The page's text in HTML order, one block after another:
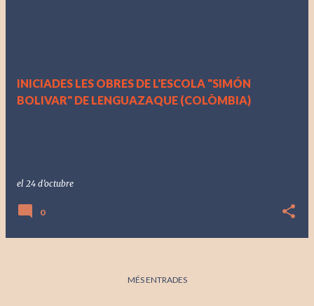
INICIADES LES OBRES DE L'ESCOLA "SIMÓN
BOLIVAR" DE LENGUAZAQUE (COLÒMBIA)
el 24 d’octubre
0
MÉS ENTRADES